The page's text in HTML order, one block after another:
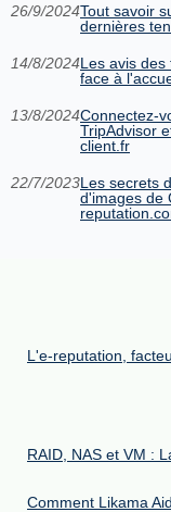
26/9/2024Tout savoir
dernières
14/8/2024Les avis
face à
13/8/2024Connectez-
TripAdvisor
client.fr
22/7/2023Les secrets
d'images de
L'e-reputation,
RAID, NAS et VM :
Comment Likama